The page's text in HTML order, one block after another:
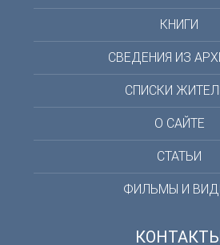
КНИГИ
СВЕДЕНИЯ ИЗ
СПИСКИ
О САЙТЕ
СТАТЬИ
ФИЛЬМЫ И